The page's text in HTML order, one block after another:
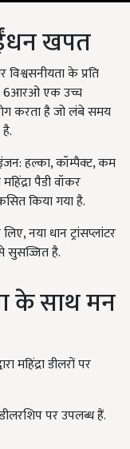
खपत
के प्रति
6आरओ एक उच्च
करता है जो लंबे समय
हल्का, कॉम्पैक्ट, कम
पैडी वॉकर
किया गया है.
नया धान ट्रांसप्लांटर
सुसज्जित है.
के साथ मन
महिंद्रा डीलरों पर
पर उपलब्ध हैं.